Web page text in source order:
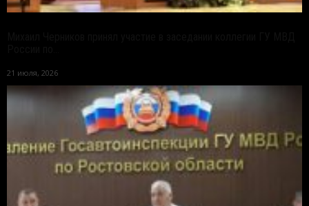
21 июля, 2026